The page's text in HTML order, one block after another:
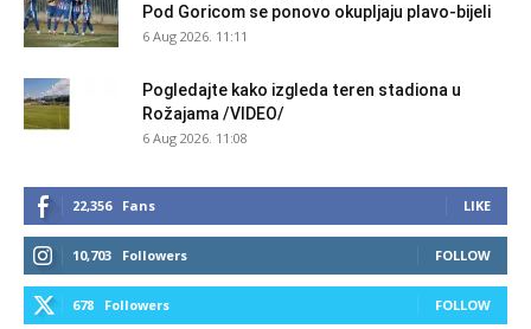
Pod Goricom se ponovo okupljaju plavo-bijeli
6 Aug 2026. 11:11
Pogledajte kako izgleda teren stadiona u
Rožajama /VIDEO/
6 Aug 2026. 11:08
22,356 Fans LIKE
10,703 Followers FOLLOW
678 Followers FOLLOW